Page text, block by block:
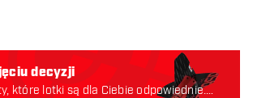
decyzji
które lotki są dla Ciebie odpowiednie.